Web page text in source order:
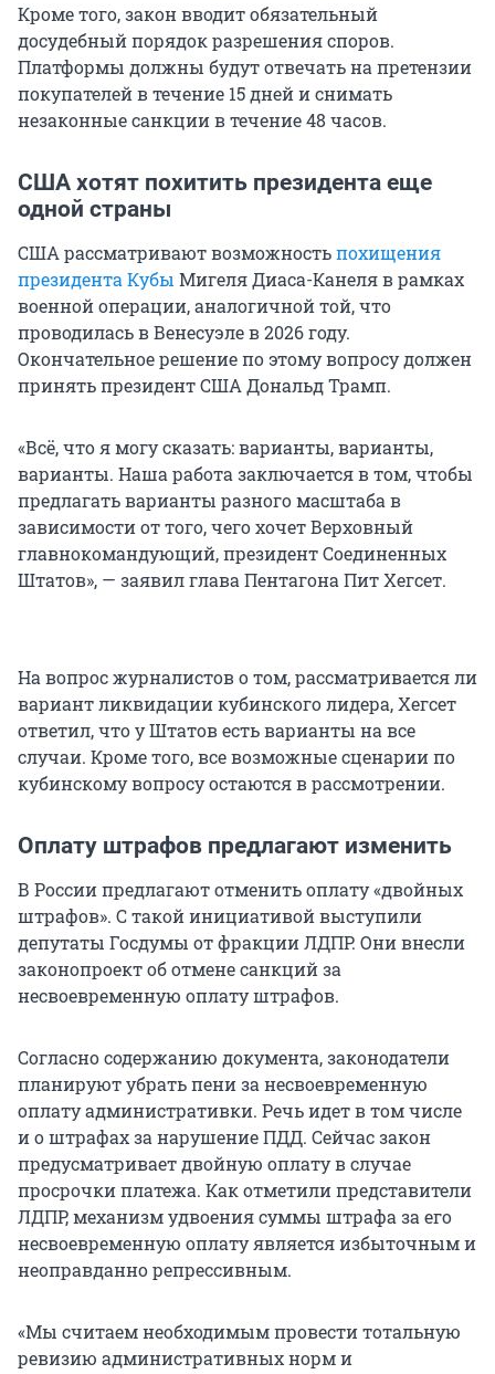
Кроме того, закон вводит обязательный
досудебный порядок разрешения споров.
Платформы должны будут отвечать на претензии
покупателей в течение 15 дней и снимать
незаконные санкции в течение 48 часов.
США хотят похитить президента еще
одной страны
США рассматривают возможностьпохищения
президента Кубы Мигеля Диаса-Канеля в рамках
военной операции, аналогичной той, что
проводилась в Венесуэле в 2026 году.
Окончательное решение по этому вопросу должен
принять президент США Дональд Трамп.
«Всё, что я могу сказать: варианты, варианты,
варианты. Наша работа заключается в том, чтобы
предлагать варианты разного масштаба в
зависимости от того, чего хочет Верховный
главнокомандующий, президент Соединенных
Штатов», — заявил глава Пентагона Пит Хегсет.
На вопрос журналистов о том, рассматривается ли
вариант ликвидации кубинского лидера, Хегсет
ответил, что у Штатов есть варианты на все
случаи. Кроме того, все возможные сценарии по
кубинскому вопросу остаются в рассмотрении.
Оплату штрафов предлагают изменить
В России предлагают отменить оплату «двойных
штрафов». С такой инициативой выступили
депутаты Госдумы от фракции ЛДПР. Они внесли
законопроект об отмене санкций за
несвоевременную оплату штрафов.
Согласно содержанию документа, законодатели
планируют убрать пени за несвоевременную
оплату административки. Речь идет в том числе
и о штрафах за нарушение ПДД. Сейчас закон
предусматривает двойную оплату в случае
просрочки платежа. Как отметили представители
ЛДПР, механизм удвоения суммы штрафа за его
несвоевременную оплату является избыточным и
неоправданно репрессивным.
«Мы считаем необходимым провести тотальную
ревизию административных норм и